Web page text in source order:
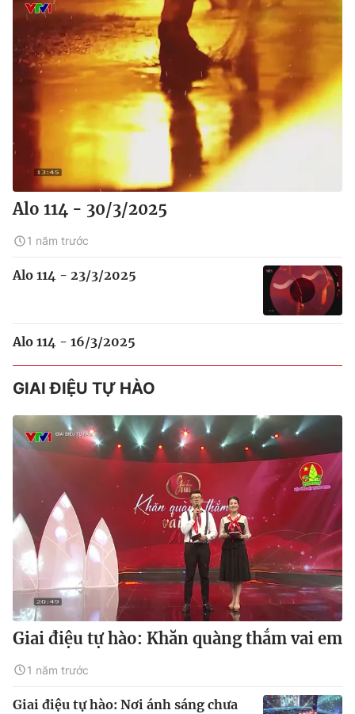
Alo 114 - 30/3/2025
1 năm trước
Alo 114 - 23/3/2025
Alo 114 - 16/3/2025
GIAI ĐIỆU TỰ HÀO
Giai điệu tự hào: Khăn quàng thắm vai em
1 năm trước
Giai điệu tự hào: Nơi ánh sáng chưa